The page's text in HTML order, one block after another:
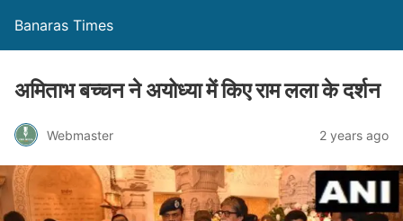
Banaras Times
अमिताभ बच्चन ने अयोध्या में किए राम लला के दर्शन
Webmaster 2 years ago